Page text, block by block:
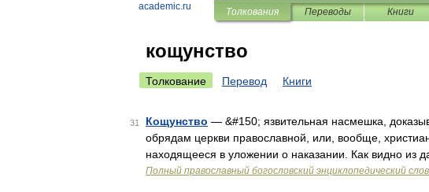
academic.ru Толкования Переводы Книги
кощунство
Толкование Перевод Книги
31 Кощунство — &#150; язвительная насмешка,
обрядам церкви православной, или, вообще,
находящееся в уложении о наказании. Как видно из
Полный православный богословский энциклопедический